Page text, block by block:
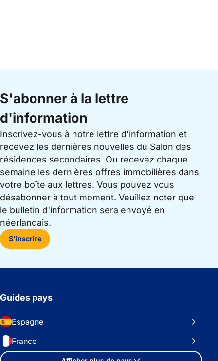
S'abonner à la lettre
d'information
Inscrivez-vous à notre lettre d'information et
recevez les dernières nouvelles du Salon des
résidences secondaires. Ou recevez chaque
semaine les dernières offres immobilières dans
votre boîte aux lettres. Vous pouvez vous
désabonner à tout moment. Veuillez noter que
le bulletin d'information sera envoyé en
néerlandais.
S'inscrire
Guides pays
Espagne
France